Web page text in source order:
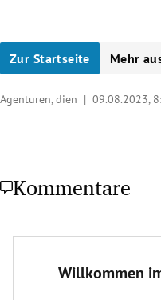
Zur Startseite Mehr
Agenturen, dien | 09.08.2023,
Kommentare